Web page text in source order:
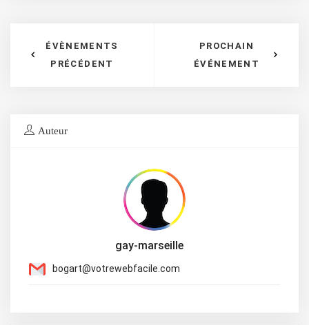
ÉVÈNEMENTS
PRÉCÉDENT
PROCHAIN
ÉVÉNEMENT
Auteur
gay-marseille
bogart@votrewebfacile.com